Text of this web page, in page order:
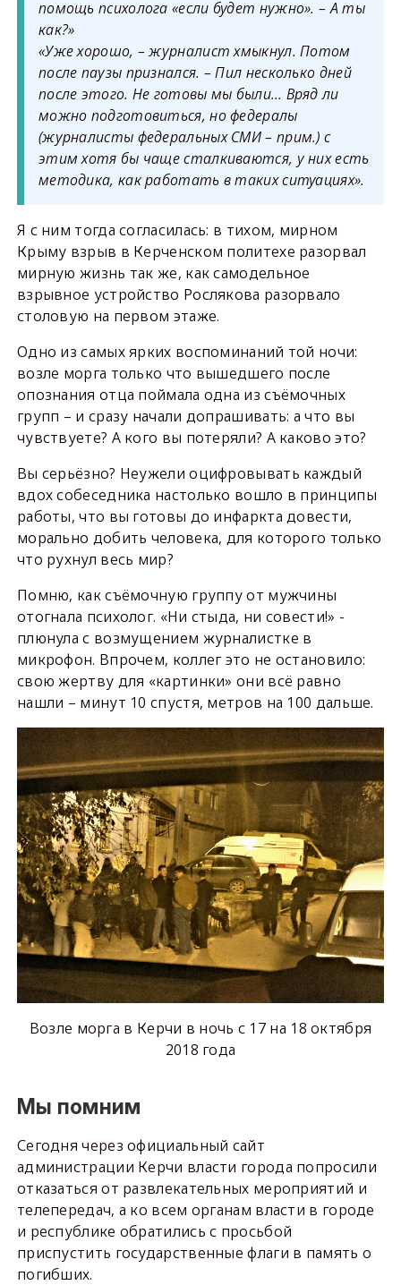
помощь психолога «если будет нужно». – А ты
как?»
«Уже хорошо, – журналист хмыкнул. Потом
после паузы признался. – Пил несколько дней
после этого. Не готовы мы были… Вряд ли
можно подготовиться, но федералы
(журналисты федеральных СМИ – прим.) с
этим хотя бы чаще сталкиваются, у них есть
методика, как работать в таких ситуациях».
Я с ним тогда согласилась: в тихом, мирном
Крыму взрыв в Керченском политехе разорвал
мирную жизнь так же, как самодельное
взрывное устройство Рослякова разорвало
столовую на первом этаже.
Одно из самых ярких воспоминаний той ночи:
возле морга только что вышедшего после
опознания отца поймала одна из съёмочных
групп – и сразу начали допрашивать: а что вы
чувствуете? А кого вы потеряли? А каково это?
Вы серьёзно? Неужели оцифровывать каждый
вдох собеседника настолько вошло в принципы
работы, что вы готовы до инфаркта довести,
морально добить человека, для которого только
что рухнул весь мир?
Помню, как съёмочную группу от мужчины
отогнала психолог. «Ни стыда, ни совести!» -
плюнула с возмущением журналистке в
микрофон. Впрочем, коллег это не остановило:
свою жертву для «картинки» они всё равно
нашли – минут 10 спустя, метров на 100 дальше.
Возле морга в Керчи в ночь с 17 на 18 октября
2018 года
Мы помним
Сегодня через официальный сайт
администрации Керчи власти города попросили
отказаться от развлекательных мероприятий и
телепередач, а ко всем органам власти в городе
и республике обратились с просьбой
приспустить государственные флаги в память о
погибших.